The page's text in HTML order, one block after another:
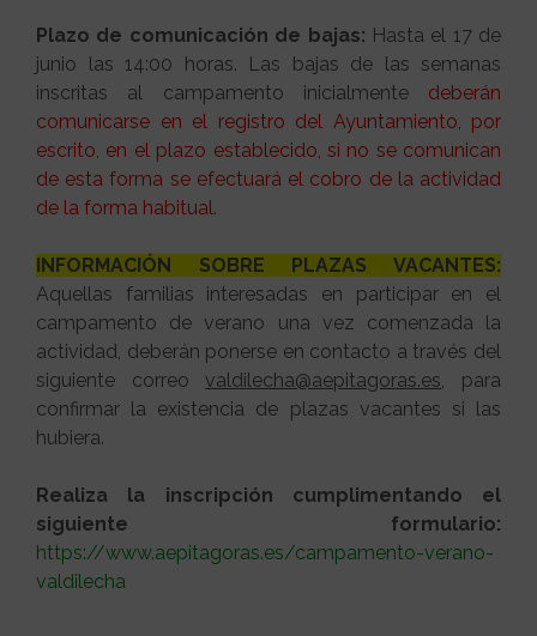
Plazo de comunicación de bajas: Hasta el 17 de
junio las 14:00 horas. Las bajas de las semanas
inscritas al campamento inicialmente deberán
comunicarse en el registro del Ayuntamiento, por
escrito, en el plazo establecido, si no se comunican
de esta forma se efectuará el cobro de la actividad
de la forma habitual.
INFORMACIÓN SOBRE PLAZAS VACANTES:
Aquellas familias interesadas en participar en el
campamento de verano una vez comenzada la
actividad, deberán ponerse en contacto a través del
siguiente correovaldilecha@aepitagoras.es, para
confirmar la existencia de plazas vacantes si las
hubiera.
Realiza la inscripción cumplimentando el
siguiente formulario:
https://www.aepitagoras.es/campamento-verano-
valdilecha